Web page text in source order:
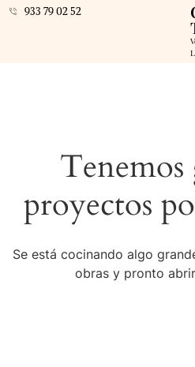
933 79 02 52
Tenemos
proyectos
Se está cocinando algo
obras y pronto